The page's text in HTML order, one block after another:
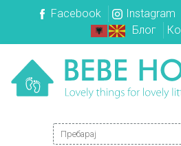
Facebook Instagram
Блог
Search for: